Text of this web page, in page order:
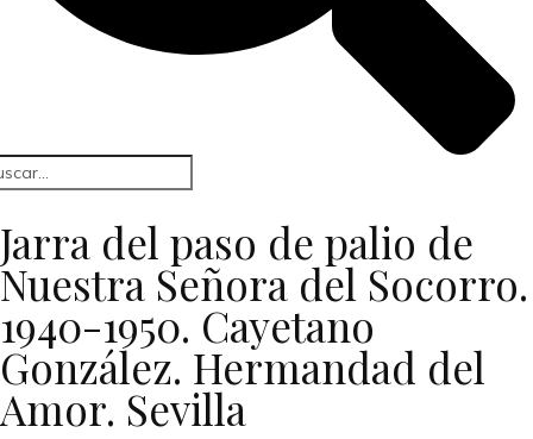
Jarra del paso de palio de
Nuestra Señora del Socorro.
1940-1950. Cayetano
González. Hermandad del
Amor. Sevilla